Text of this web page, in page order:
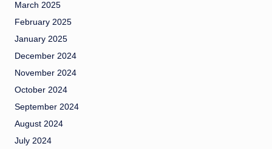
March 2025
February 2025
January 2025
December 2024
November 2024
October 2024
September 2024
August 2024
July 2024